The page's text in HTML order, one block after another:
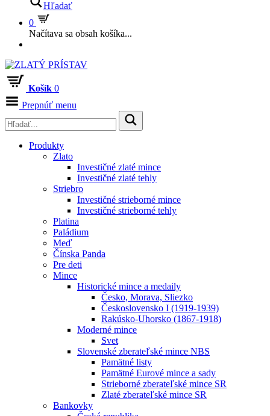
Hľadať
0
Načítava sa obsah košíka...
Košík 0
Prepnúť menu
Produkty
Zlato
Investičné zlaté mince
Investičné zlaté tehly
Striebro
Investičné strieborné mince
Investičné strieborné tehly
Platina
Paládium
Meď
Čínska Panda
Pre deti
Mince
Historické mince a medaily
Česko, Morava, Sliezko
Československo I (1919-1939)
Rakúsko-Uhorsko (1867-1918)
Moderné mince
Svet
Slovenské zberateľské mince NBS
Pamätné listy
Pamätné Eurové mince a sady
Strieborné zberateľské mince SR
Zlaté zberateľské mince SR
Bankovky